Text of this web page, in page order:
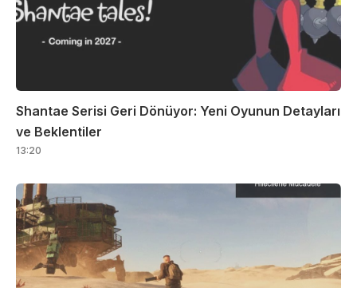
Shantae Serisi Geri Dönüyor: Yeni Oyunun Detayları
ve Beklentiler
13:20